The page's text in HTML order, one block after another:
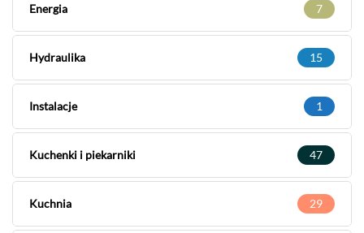
Energia 7
Hydraulika 15
Instalacje 1
Kuchenki i piekarniki 47
Kuchnia 29